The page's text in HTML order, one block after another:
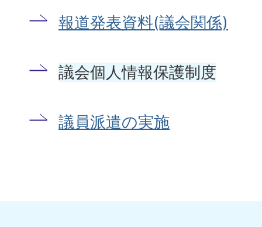
報道発表資料(議会関係)
議会個人情報保護制度
議員派遣の実施